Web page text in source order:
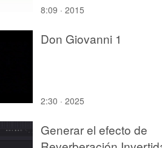
8:09 · 2015
Don Giovanni 1
2:30 · 2025
Generar el efecto de